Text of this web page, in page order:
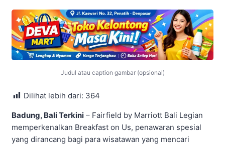
Judul atau caption gambar (opsional)
Dilihat lebih dari: 364
Badung, Bali Terkini – Fairfield by Marriott Bali Legian
memperkenalkan Breakfast on Us, penawaran spesial
yang dirancang bagi para wisatawan yang mencari